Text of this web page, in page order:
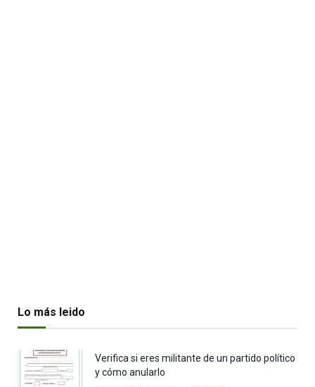
Lo más leido
Verifica si eres militante de un partido político
y cómo anularlo